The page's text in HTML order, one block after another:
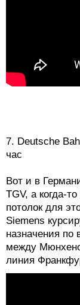
7. Deutsche
час
Вот и в
TGV, а когда-
потолок для
Siemens
назначения по
между
линия